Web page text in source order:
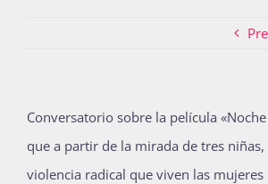
La Boletina
Conversatorio sobre la película
que a partir de la mirada de tres niñas,
violencia radical que viven las